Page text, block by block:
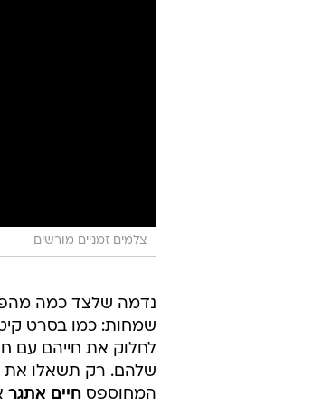
צלמים זמניים מורשים
נדמה שלצד כמה
שמחות: כמו בסרט
לחלוק את חייהם עם
שלהם. רק תשאלו את
המחוספס חיים אתגר